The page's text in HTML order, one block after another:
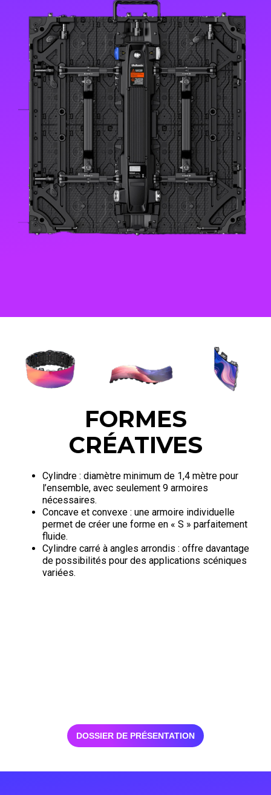
FORMES
CRÉATIVES
Cylindre : diamètre minimum de 1,4 mètre pour
l’ensemble, avec seulement 9 armoires
nécessaires.
Concave et convexe : une armoire individuelle
permet de créer une forme en « S » parfaitement
fluide.
Cylindre carré à angles arrondis : offre davantage
de possibilités pour des applications scéniques
variées.
DOSSIER DE PRÉSENTATION